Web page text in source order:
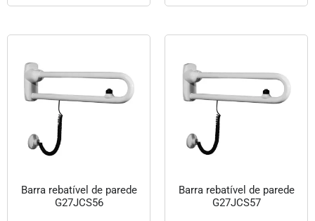
Barra rebatível de parede
G27JCS56
Barra rebatível de parede
G27JCS57